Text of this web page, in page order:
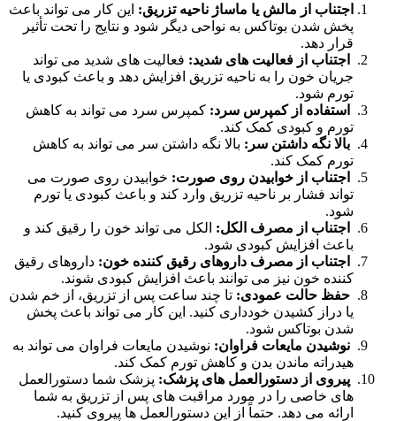
اجتناب از مالش یا ماساژ ناحیه تزریق: این کار می تواند باعث
پخش شدن بوتاکس به نواحی دیگر شود و نتایج را تحت تأثیر
قرار دهد.
اجتناب از فعالیت های شدید: فعالیت های شدید می تواند
جریان خون را به ناحیه تزریق افزایش دهد و باعث کبودی یا
تورم شود.
استفاده از کمپرس سرد: کمپرس سرد می تواند به کاهش
تورم و کبودی کمک کند.
بالا نگه داشتن سر: بالا نگه داشتن سر می تواند به کاهش
تورم کمک کند.
اجتناب از خوابیدن روی صورت: خوابیدن روی صورت می
تواند فشار بر ناحیه تزریق وارد کند و باعث کبودی یا تورم
شود.
اجتناب از مصرف الکل: الکل می تواند خون را رقیق کند و
باعث افزایش کبودی شود.
اجتناب از مصرف داروهای رقیق کننده خون: داروهای رقیق
کننده خون نیز می توانند باعث افزایش کبودی شوند.
حفظ حالت عمودی: تا چند ساعت پس از تزریق، از خم شدن
یا دراز کشیدن خودداری کنید. این کار می تواند باعث پخش
شدن بوتاکس شود.
نوشیدن مایعات فراوان: نوشیدن مایعات فراوان می تواند به
هیدراته ماندن بدن و کاهش تورم کمک کند.
پیروی از دستورالعمل های پزشک: پزشک شما دستورالعمل
های خاصی را در مورد مراقبت های پس از تزریق به شما
ارائه می دهد. حتماً از این دستورالعمل ها پیروی کنید.